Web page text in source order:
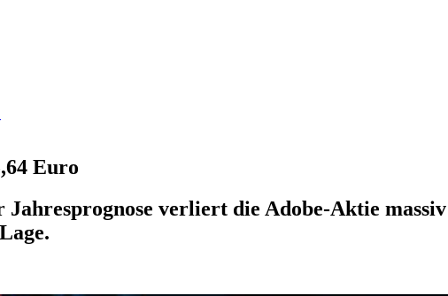
Euro
verliert die Adobe-Aktie